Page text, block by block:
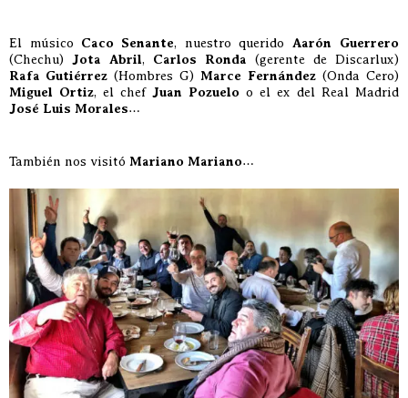
El músico Caco Senante, nuestro querido Aarón Guerrero
(Chechu) Jota Abril, Carlos Ronda (gerente de Discarlux)
Rafa Gutiérrez (Hombres G) Marce Fernández (Onda Cero)
Miguel Ortiz, el chef Juan Pozuelo o el ex del Real Madrid
José Luis Morales…
También nos visitó Mariano Mariano…